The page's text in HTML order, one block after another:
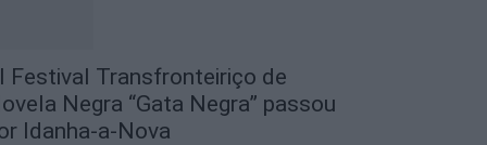
Festival Transfronteiriço de
Negra “Gata Negra” passou
Idanha-a-Nova